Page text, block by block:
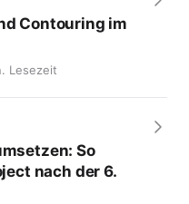
Contouring im
Lesezeit
So
nach der 6.